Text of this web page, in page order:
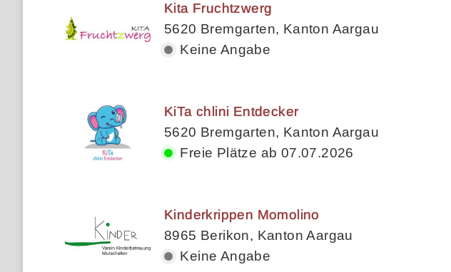
Kita Fruchtzwerg
5620 Bremgarten, Kanton Aargau
Keine Angabe
KiTa chlini Entdecker
5620 Bremgarten, Kanton Aargau
Freie Plätze ab 07.07.2026
Kinderkrippen Momolino
8965 Berikon, Kanton Aargau
Keine Angabe